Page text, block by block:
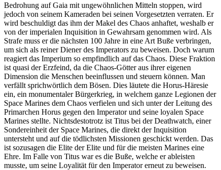
Bedrohung auf Gaia mit ungewöhnlichen Mitteln stoppen, wird
jedoch von seinem Kameraden bei seinen Vorgesetzten verraten. Er
wird beschuldigt das ihm der Makel des Chaos anhaftet, weshalb er
von der imperialen Inquisition in Gewahrsam genommen wird. Als
Strafe muss er die nächsten 100 Jahre in eine Art Buße verbringen,
um sich als reiner Diener des Imperators zu beweisen. Doch warum
reagiert das Imperium so empfindlich auf das Chaos. Diese Fraktion
ist quasi der Erzfeind, da die Chaos-Götter aus ihrer eigenen
Dimension die Menschen beeinflussen und steuern können. Man
verfällt sprichwörtlich dem Bösen. Dies läutete die Horus-Häresie
ein, ein monumentaler Bürgerkrieg, in welchem ganze Legionen der
Space Marines dem Chaos verfielen und sich unter der Leitung des
Primarchen Horus gegen den Imperator und seine loyalen Space
Marines stellte. Nichtsdestotrotz ist Titus bei der Deathwatch, einer
Sondereinheit der Space Marines, die direkt der Inquisition
untersteht und auf die tödlichsten Missionen geschickt werden. Das
ist sozusagen die Elite der Elite und für die meisten Marines eine
Ehre. Im Falle von Titus war es die Buße, welche er ableisten
musste, um seine Loyalität für den Imperator erneut zu beweisen.